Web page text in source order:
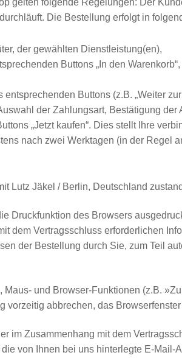
gelten folgende Regelungen: Der
Die Bestellung erfolgt in
der gewählten Dienstleistung(en),
Buttons „In den Warenkorb“,
Buttons (z.B. „Weiter
der Zahlungsart, Bestätigung der
„Jetzt kaufen“. Dies stellt Ihre
nach zwei Werktagen (in der Regel
Lutz Jäkel / Berlin, Deutschland
Druckfunktion des Browsers
dem Vertragsschluss erforderlichen
der Bestellung durch Sie, zum Teil
und Browser-Funktionen (z.B.
vorzeitig abbrechen, das
im Zusammenhang mit dem
von Ihnen bei uns hinterlegte E-Mail-